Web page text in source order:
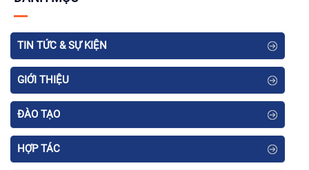
TIN TỨC & SỰ KIỆN
GIỚI THIỆU
ĐÀO TẠO
HỢP TÁC